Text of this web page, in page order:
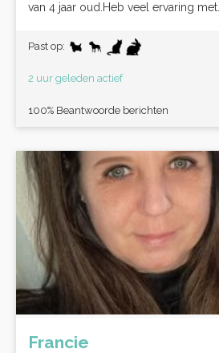
van 4 jaar oud.Heb veel ervaring met...
Past op:
2 uur geleden actief
100% Beantwoorde berichten
Francie